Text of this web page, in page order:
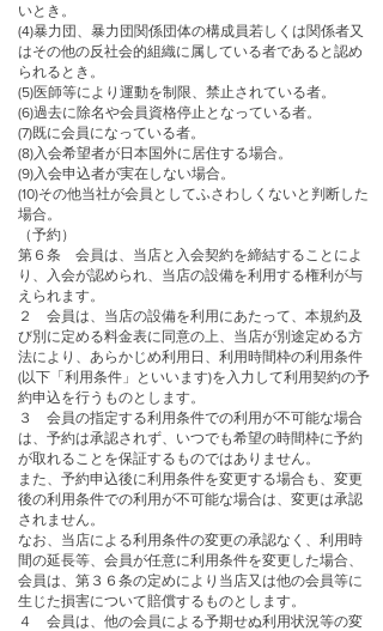
いとき。
(4)暴力団、暴力団関係団体の構成員若しくは関係者又
はその他の反社会的組織に属している者であると認め
られるとき。
(5)医師等により運動を制限、禁止されている者。
(6)過去に除名や会員資格停止となっている者。
(7)既に会員になっている者。
(8)入会希望者が日本国外に居住する場合。
(9)入会申込者が実在しない場合。
(10)その他当社が会員としてふさわしくないと判断した
場合。
（予約）
第６条 会員は、当店と入会契約を締結することによ
り、入会が認められ、当店の設備を利用する権利が与
えられます。
２ 会員は、当店の設備を利用にあたって、本規約及
び別に定める料金表に同意の上、当店が別途定める方
法により、あらかじめ利用日、利用時間枠の利用条件
(以下「利用条件」といいます)を入力して利用契約の予
約申込を行うものとします。
３ 会員の指定する利用条件での利用が不可能な場合
は、予約は承認されず、いつでも希望の時間枠に予約
が取れることを保証するものではありません。
また、予約申込後に利用条件を変更する場合も、変更
後の利用条件での利用が不可能な場合は、変更は承認
されません。
なお、当店による利用条件の変更の承認なく、利用時
間の延長等、会員が任意に利用条件を変更した場合、
会員は、第３６条の定めにより当店又は他の会員等に
生じた損害について賠償するものとします。
４ 会員は、他の会員による予期せぬ利用状況等の変